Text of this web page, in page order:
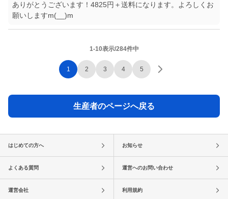
ありがとうございます！4825円＋送料になります。よろしくお
願いしますm(__)m
1-10表示/284件中
1 2 3 4 5
生産者のページへ戻る
はじめての方へ お知らせ
よくある質問 運営へのお問い合わせ
運営会社 利用規約